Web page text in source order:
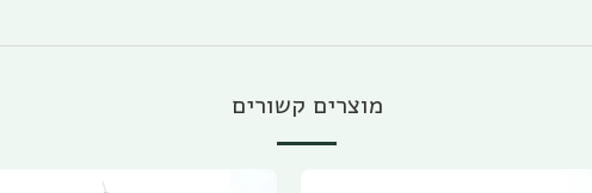
מוצרים קשורים